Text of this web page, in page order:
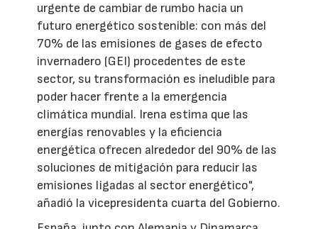
urgente de cambiar de rumbo hacia un
futuro energético sostenible: con más del
70% de las emisiones de gases de efecto
invernadero (GEI) procedentes de este
sector, su transformación es ineludible para
poder hacer frente a la emergencia
climática mundial. Irena estima que las
energías renovables y la eficiencia
energética ofrecen alrededor del 90% de las
soluciones de mitigación para reducir las
emisiones ligadas al sector energético",
añadió la vicepresidenta cuarta del Gobierno.